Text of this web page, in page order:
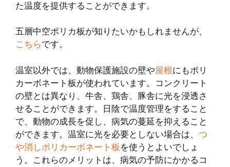
た温度を提供することができます。
五層中空ポリカ板が知りたいかもしれませんが、
こちらです。
温室以外では、動物保護施設の壁や屋根にもポリ
カーボネート板が使われています。コンクリート
の壁とは異なり、牛舎、鶏舎、豚舎に光を浸透さ
せることができます。日陰で温度管理をすること
で、動物の成長を促し、病気の蔓延を抑えること
ができます。温室に光を必要としない場合は、 つ
や消しポリカーボネート板 を使うとよいでしょ
う。これらのメリットは、病気の予防にかかるコ